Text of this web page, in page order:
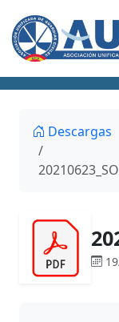
Descargas